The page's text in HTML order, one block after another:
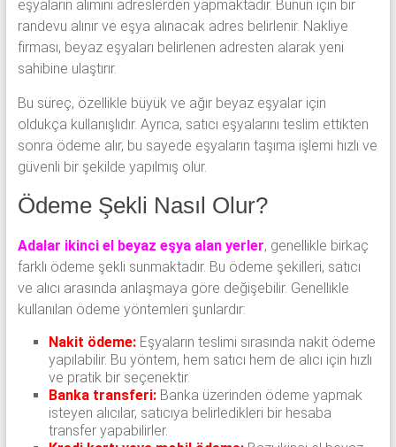
eşyaların alımını adreslerden yapmaktadır. Bunun için bir
randevu alınır ve eşya alınacak adres belirlenir. Nakliye
firması, beyaz eşyaları belirlenen adresten alarak yeni
sahibine ulaştırır.
Bu süreç, özellikle büyük ve ağır beyaz eşyalar için
oldukça kullanışlıdır. Ayrıca, satıcı eşyalarını teslim ettikten
sonra ödeme alır, bu sayede eşyaların taşıma işlemi hızlı ve
güvenli bir şekilde yapılmış olur.
Ödeme Şekli Nasıl Olur?
Adalar ikinci el beyaz eşya alan yerler, genellikle birkaç
farklı ödeme şekli sunmaktadır. Bu ödeme şekilleri, satıcı
ve alıcı arasında anlaşmaya göre değişebilir. Genellikle
kullanılan ödeme yöntemleri şunlardır:
Nakit ödeme:Eşyaların teslimi sırasında nakit ödeme
yapılabilir. Bu yöntem, hem satıcı hem de alıcı için hızlı
ve pratik bir seçenektir.
Banka transferi:Banka üzerinden ödeme yapmak
isteyen alıcılar, satıcıya belirledikleri bir hesaba
transfer yapabilirler.